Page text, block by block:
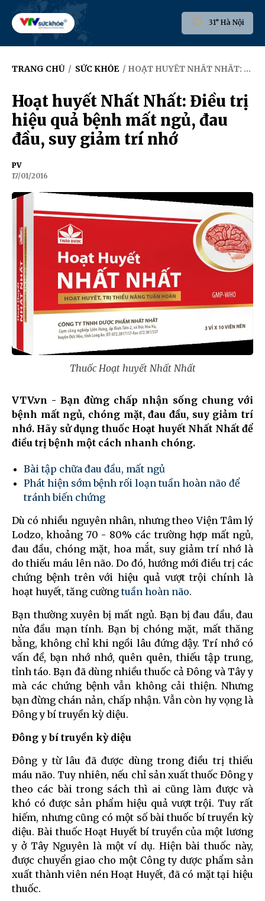
31° Hà Nội
TRANG CHỦ / SỨC KHỎE / HOẠT HUYẾT NHẤT NHẤT: ĐIỀU TRỊ HIỆU QUẢ BỆNH MẤT NGỦ, ĐAU ĐẦU, SUY GIẢM TRÍ NHỚ
Hoạt huyết Nhất Nhất: Điều trị
hiệu quả bệnh mất ngủ, đau
đầu, suy giảm trí nhớ
PV
17/01/2016
Thuốc Hoạt huyết Nhất Nhất
VTV.vn - Bạn đừng chấp nhận sống chung với
bệnh mất ngủ, chóng mặt, đau đầu, suy giảm trí
nhớ. Hãy sử dụng thuốc Hoạt huyết Nhất Nhất để
điều trị bệnh một cách nhanh chóng.
Bài tập chữa đau đầu, mất ngủ
Phát hiện sớm bệnh rối loạn tuần hoàn não để
tránh biến chứng
Dù có nhiều nguyên nhân, nhưng theo Viện Tâm lý
Lodzo, khoảng 70 - 80% các trường hợp mất ngủ,
đau đầu, chóng mặt, hoa mắt, suy giảm trí nhớ là
do thiếu máu lên não. Do đó, hướng mới điều trị các
chứng bệnh trên với hiệu quả vượt trội chính là
hoạt huyết, tăng cườngtuần hoàn não.
Bạn thường xuyên bị mất ngủ. Bạn bị đau đầu, đau
nửa đầu mạn tính. Bạn bị chóng mặt, mất thăng
bằng, không chỉ khi ngồi lâu đứng dậy. Trí nhớ có
vấn đề, bạn nhớ nhớ, quên quên, thiếu tập trung,
tỉnh táo. Bạn đã dùng nhiều thuốc cả Đông và Tây y
mà các chứng bệnh vẫn không cải thiện. Nhưng
bạn đừng chán nản, chấp nhận. Vẫn còn hy vọng là
Đông y bí truyền kỳ diệu.
Đông y bí truyền kỳ diệu
Đông y từ lâu đã được dùng trong điều trị thiếu
máu não. Tuy nhiên, nếu chỉ sản xuất thuốc Đông y
theo các bài trong sách thì ai cũng làm được và
khó có được sản phẩm hiệu quả vượt trội. Tuy rất
hiếm, nhưng cũng có một số bài thuốc bí truyền kỳ
diệu. Bài thuốc Hoạt Huyết bí truyền của một lương
y ở Tây Nguyên là một ví dụ. Hiện bài thuốc này,
được chuyển giao cho một Công ty dược phẩm sản
xuất thành viên nén Hoạt Huyết, đã có mặt tại hiệu
thuốc.